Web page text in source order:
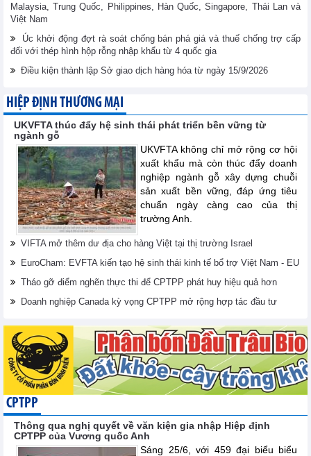
Malaysia, Trung Quốc, Philippines, Hàn Quốc, Singapore, Thái Lan và
Việt Nam
Úc khởi động đợt rà soát chống bán phá giá và thuế chống trợ cấp
đối với thép hình hộp rỗng nhập khẩu từ 4 quốc gia
Điều kiện thành lập Sở giao dịch hàng hóa từ ngày 15/9/2026
HIỆP ĐỊNH THƯƠNG MẠI
UKVFTA thúc đẩy hệ sinh thái phát triển bền vững từ
ngành gỗ
UKVFTA không chỉ mở rộng cơ hội
xuất khẩu mà còn thúc đẩy doanh
nghiệp ngành gỗ xây dựng chuỗi
sản xuất bền vững, đáp ứng tiêu
chuẩn ngày càng cao của thị
trường Anh.
VIFTA mở thêm dư địa cho hàng Việt tại thị trường Israel
EuroCham: EVFTA kiến tạo hệ sinh thái kinh tế bổ trợ Việt Nam - EU
Tháo gỡ điểm nghẽn thực thi để CPTPP phát huy hiệu quả hơn
Doanh nghiệp Canada kỳ vọng CPTPP mở rộng hợp tác đầu tư
CPTPP
Thông qua nghị quyết về văn kiện gia nhập Hiệp định
CPTPP của Vương quốc Anh
Sáng 25/6, với 459 đại biểu biểu